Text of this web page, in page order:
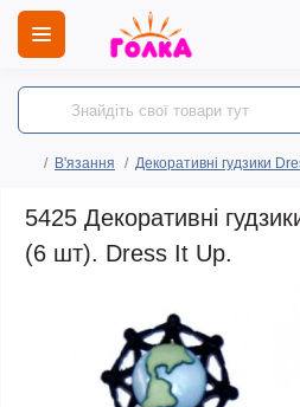
В'язання Декоративні гудзики
5425 Декоративні
(6 шт). Dress It Up.